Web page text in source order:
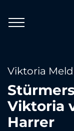
Viktoria
Viktoria
Harrer